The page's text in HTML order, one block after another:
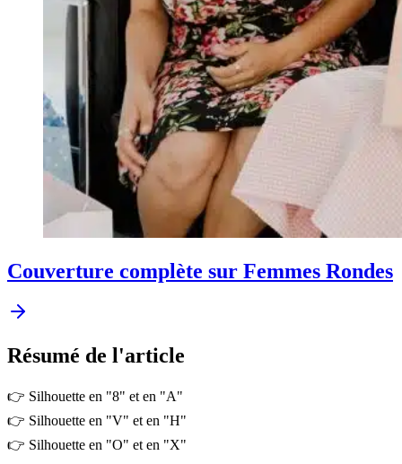
Couverture complète sur Femmes Rondes
Résumé de l'article
👉 Silhouette en "8" et en "A"
👉 Silhouette en "V" et en "H"
👉 Silhouette en "O" et en "X"